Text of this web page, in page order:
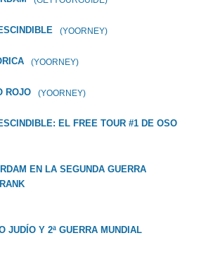
(YOORNEY)
(YOORNEY)
ROJO (YOORNEY)
EL FREE TOUR #1 DE OSO
EN LA SEGUNDA GUERRA
JUDÍO Y 2ª GUERRA MUNDIAL